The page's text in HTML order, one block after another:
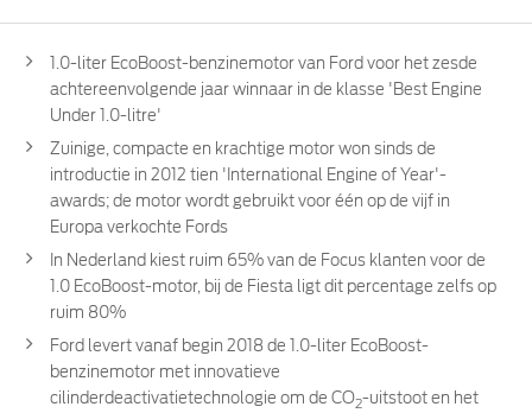
1.0-liter EcoBoost-benzinemotor van Ford voor het zesde
achtereenvolgende jaar winnaar in de klasse 'Best Engine
Under 1.0-litre'
Zuinige, compacte en krachtige motor won sinds de
introductie in 2012 tien 'International Engine of Year'-
awards; de motor wordt gebruikt voor één op de vijf in
Europa verkochte Fords
In Nederland kiest ruim 65% van de Focus klanten voor de
1.0 EcoBoost-motor, bij de Fiesta ligt dit percentage zelfs op
ruim 80%
Ford levert vanaf begin 2018 de 1.0-liter EcoBoost-
benzinemotor met innovatieve
cilinderdeactivatietechnologie om de CO2-uitstoot en het